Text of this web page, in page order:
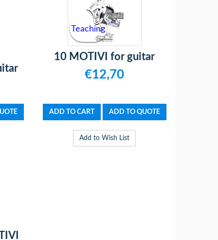
Teaching
10 MOTIVI for guitar
€12,70
Add to Wish List